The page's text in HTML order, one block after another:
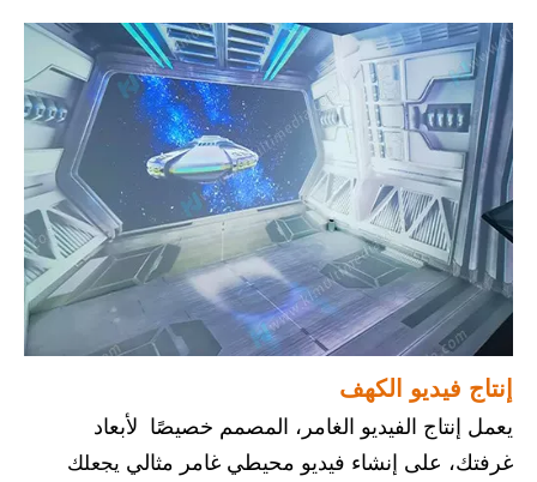
إنتاج فيديو الكهف
يعمل إنتاج الفيديو الغامر، المصمم خصيصًا لأبعاد
غرفتك، على إنشاء فيديو محيطي غامر مثالي يجعلك